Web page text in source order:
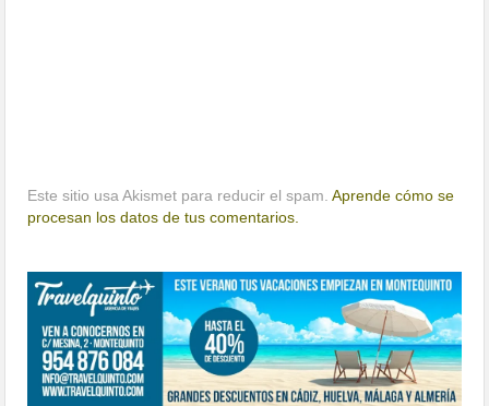
Este sitio usa Akismet para reducir el spam.Aprende cómo se
procesan los datos de tus comentarios.